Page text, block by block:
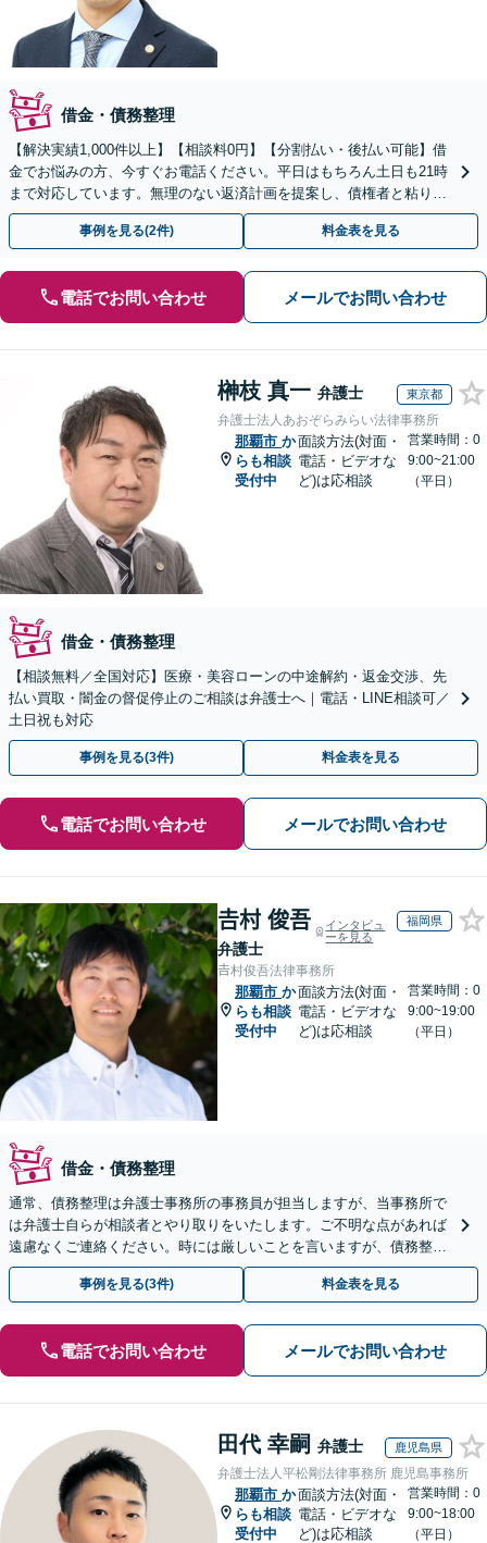
借金・債務整理
【解決実績1,000件以上】【相談料0円】【分割払い・後払い可能】借
金でお悩みの方、今すぐお電話ください。平日はもちろん土日も21時
まで対応しています。無理のない返済計画を提案し、債権者と粘り強
く交渉いたします。
事例を見る(2件) 料金表を見る
電話でお問い合わせ メールでお問い合わせ
榊枝 真一 弁護士 東京都
弁護士法人あおぞらみらい法律事務所
那覇市 か
らも相談
受付中
面談方法(対面・
電話・ビデオな
ど)は応相談
営業時間：0
9:00~21:00
（平日）
借金・債務整理
【相談無料／全国対応】医療・美容ローンの中途解約・返金交渉、先
払い買取・闇金の督促停止のご相談は弁護士へ｜電話・LINE相談可／
土日祝も対応
事例を見る(3件) 料金表を見る
電話でお問い合わせ メールでお問い合わせ
𠮷村 俊吾
弁護士
インタビュ
ーを見る
福岡県
𠮷村俊吾法律事務所
那覇市 か
らも相談
受付中
面談方法(対面・
電話・ビデオな
ど)は応相談
営業時間：0
9:00~19:00
（平日）
借金・債務整理
通常、債務整理は弁護士事務所の事務員が担当しますが、当事務所で
は弁護士自らが相談者とやり取りをいたします。ご不明な点があれば
遠慮なくご連絡ください。時には厳しいことを言いますが、債務整理
には相談者様のご協力が必要不可欠です。
事例を見る(3件) 料金表を見る
電話でお問い合わせ メールでお問い合わせ
田代 幸嗣 弁護士 鹿児島県
弁護士法人平松剛法律事務所 鹿児島事務所
那覇市 か
らも相談
受付中
面談方法(対面・
電話・ビデオな
ど)は応相談
営業時間：0
9:00~18:00
（平日）